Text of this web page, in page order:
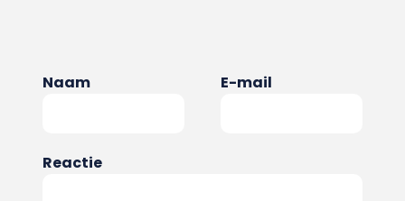
Naam E-mail
Reactie